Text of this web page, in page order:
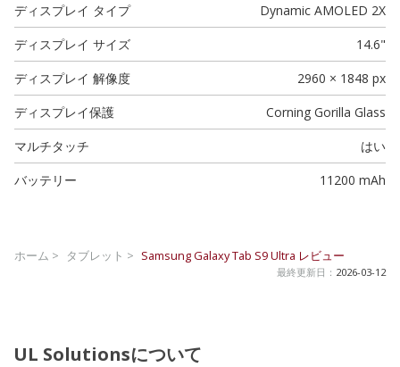
ディスプレイ タイプ
Dynamic AMOLED 2X
ディスプレイ サイズ
14.6"
ディスプレイ 解像度
2960 × 1848 px
ディスプレイ保護
Corning Gorilla Glass
マルチタッチ
はい
バッテリー
11200 mAh
ホーム > タブレット > Samsung Galaxy Tab S9 Ultra レビュー
最終更新日： 2026-03-12
UL Solutionsについて